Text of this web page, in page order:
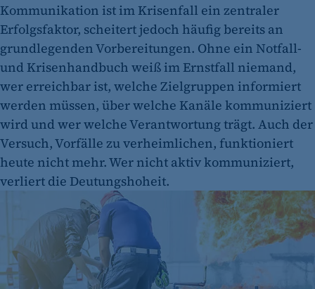
Kommunikation ist im Krisenfall ein zentraler
Erfolgsfaktor, scheitert jedoch häufig bereits an
grundlegenden Vorbereitungen. Ohne ein Notfall-
und Krisenhandbuch weiß im Ernstfall niemand,
wer erreichbar ist, welche Zielgruppen informiert
werden müssen, über welche Kanäle kommuniziert
wird und wer welche Verantwortung trägt. Auch der
Versuch, Vorfälle zu verheimlichen, funktioniert
heute nicht mehr. Wer nicht aktiv kommuniziert,
verliert die Deutungshoheit.